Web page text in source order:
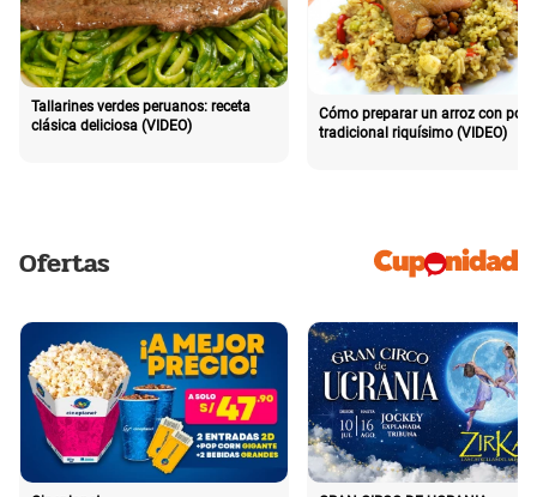
Tallarines verdes peruanos: receta
clásica deliciosa (VIDEO)
Cómo preparar un arroz con pollo
tradicional riquísimo (VIDEO)
Ofertas